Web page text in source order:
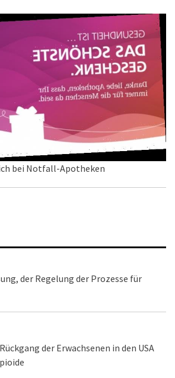
bei Notfall-Apotheken
der Regelung der Prozesse für
der Erwachsenen in den USA